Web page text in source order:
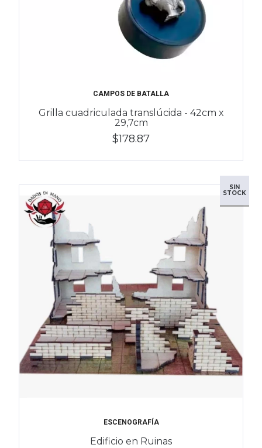
CAMPOS DE BATALLA
Grilla cuadriculada translúcida - 42cm x
29,7cm
$178.87
SIN
STOCK
ESCENOGRAFÍA
Edificio en Ruinas